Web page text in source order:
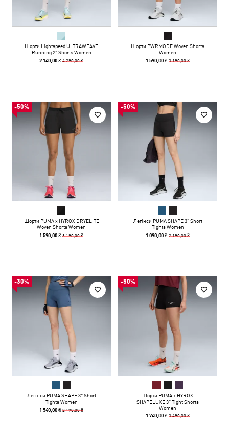
Шорти Lightspeed ULTRAWEAVE
Running 2" Shorts Women
2 140,00 ₴4 290,00 ₴
Шорти PWRMODE Woven Shorts
Women
1 590,00 ₴3 190,00 ₴
-50%
Шорти PUMA x HYROX DRYELITE
Woven Shorts Women
1 590,00 ₴3 190,00 ₴
-50%
Легінси PUMA SHAPE 3" Short
Tights Women
1 090,00 ₴2 190,00 ₴
-30%
Легінси PUMA SHAPE 3" Short
Tights Women
1 540,00 ₴2 190,00 ₴
-50%
Шорти PUMA x HYROX
SHAPELUXE 3" Tight Shorts
Women
1 740,00 ₴3 490,00 ₴